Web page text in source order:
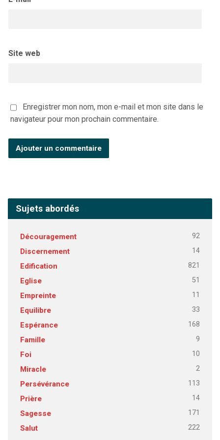
Site web
Enregistrer mon nom, mon e-mail et mon site dans le
navigateur pour mon prochain commentaire.
Sujets abordés
Découragement 92
Discernement 14
Edification 821
Eglise 51
Empreinte 11
Equilibre 33
Espérance 168
Famille 9
Foi 10
Miracle 2
Persévérance 113
Prière 14
Sagesse 171
Salut 222